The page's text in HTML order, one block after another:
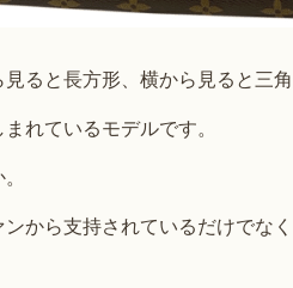
ると長方形、横から見ると三
れているモデルです。
から支持されているだけでな